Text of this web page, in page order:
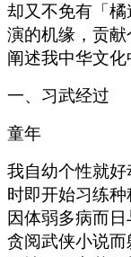
却又不免有「
演的机缘，贡
阐述我中华文化
一、习武经过
童年
我自幼个性就
时即开始习练
因体弱多病而
贪阅武侠小说